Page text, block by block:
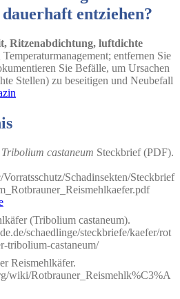
entziehen?
Ritzenabdichtung, luftdichte
Temperaturmanagement; entfernen Sie
Sie Befälle, um Ursachen
Stellen) zu beseitigen und Neubefall
Tribolium castaneum Steckbrief (PDF).
Schadinsekten/Steckbrief
(Tribolium castaneum).
schaedlinge/steckbriefe/kaefer/rot
tribolium-castaneum/
Reismehlkäfer.
wiki/Rotbrauner_Reismehlk%C3%A